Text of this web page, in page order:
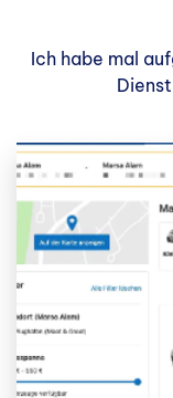
Ich habe mal